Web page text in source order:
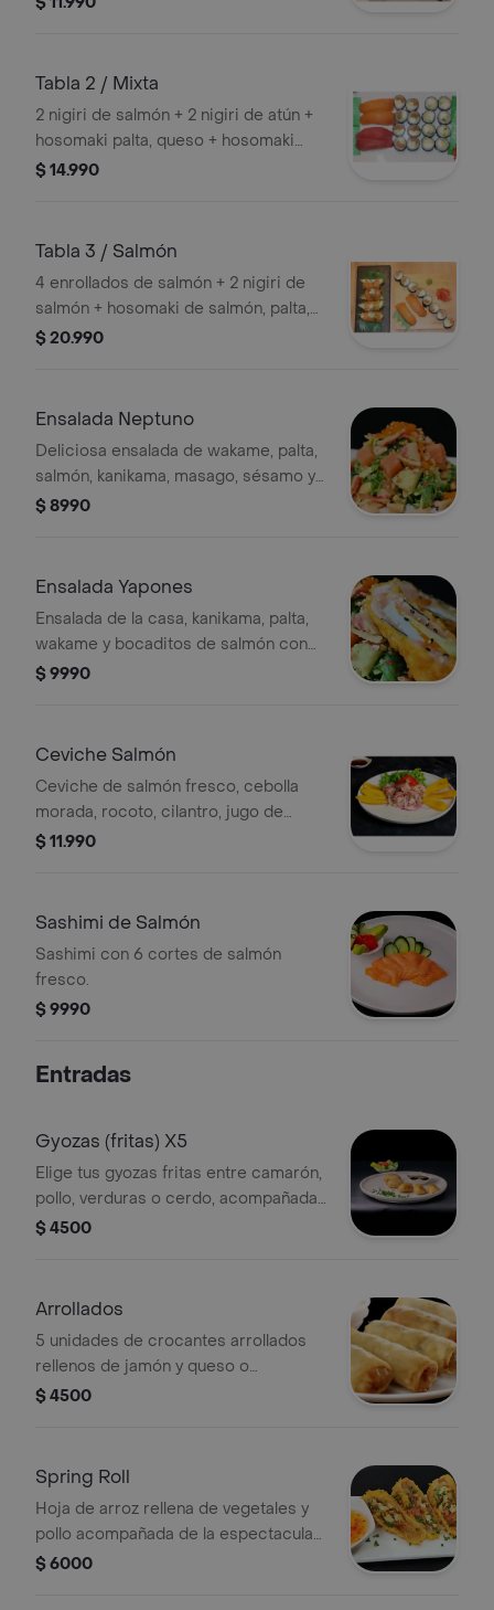
Tabla 2 / Mixta
2 nigiri de salmón + 2 nigiri de atún +
hosomaki palta, queso + hosomaki
salmón, palta, queso. acompañado de
$ 14.990
Tabla 3 / Salmón
4 enrollados de salmón + 2 nigiri de
salmón + hosomaki de salmón, palta,
queso. acompañado de soya, wasabi
$ 20.990
Ensalada Neptuno
Deliciosa ensalada de wakame, palta,
salmón, kanikama, masago, sésamo y
nuestra deliciosa salsa spicy y fuji.
$ 8990
Ensalada Yapones
Ensalada de la casa, kanikama, palta,
wakame y bocaditos de salmón con
queso crema por dentro.
$ 9990
Ceviche Salmón
Ceviche de salmón fresco, cebolla
morada, rocoto, cilantro, jugo de
limón fresco, acompañado de chips
$ 11.990
Sashimi de Salmón
Sashimi con 6 cortes de salmón
fresco.
$ 9990
Entradas
Gyozas (fritas) X5
Elige tus gyozas fritas entre camarón,
pollo, verduras o cerdo, acompañadas
de nuestra salsa de soya especial.
$ 4500
Arrollados
5 unidades de crocantes arrollados
rellenos de jamón y queso o
primavera
$ 4500
Spring Roll
Hoja de arroz rellena de vegetales y
pollo acompañada de la espectacular
salsa spring (4 cortes)
$ 6000